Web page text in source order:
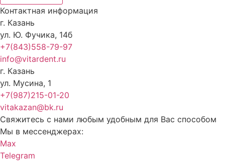
Контактная информация
г. Казань
ул. Ю. Фучика, 14б
+7(843)558-79-97
info@vitardent.ru
г. Казань
ул. Мусина, 1
+7(987)215-01-20
vitakazan@bk.ru
Свяжитесь с нами любым удобным для Вас способом
Мы в мессенджерах:
Max
Telegram